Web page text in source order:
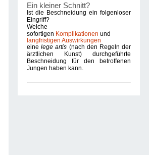
Ein kleiner Schnitt?
Ist die Beschneidung ein folgenloser
Eingriff?
Welche
sofortigen Komplikationen und
langfristigen Auswirkungen
einelege artis (nach den Regeln der
ärztlichen Kunst) durchgeführte
Beschneidung für den betroffenen
Jungen haben kann.